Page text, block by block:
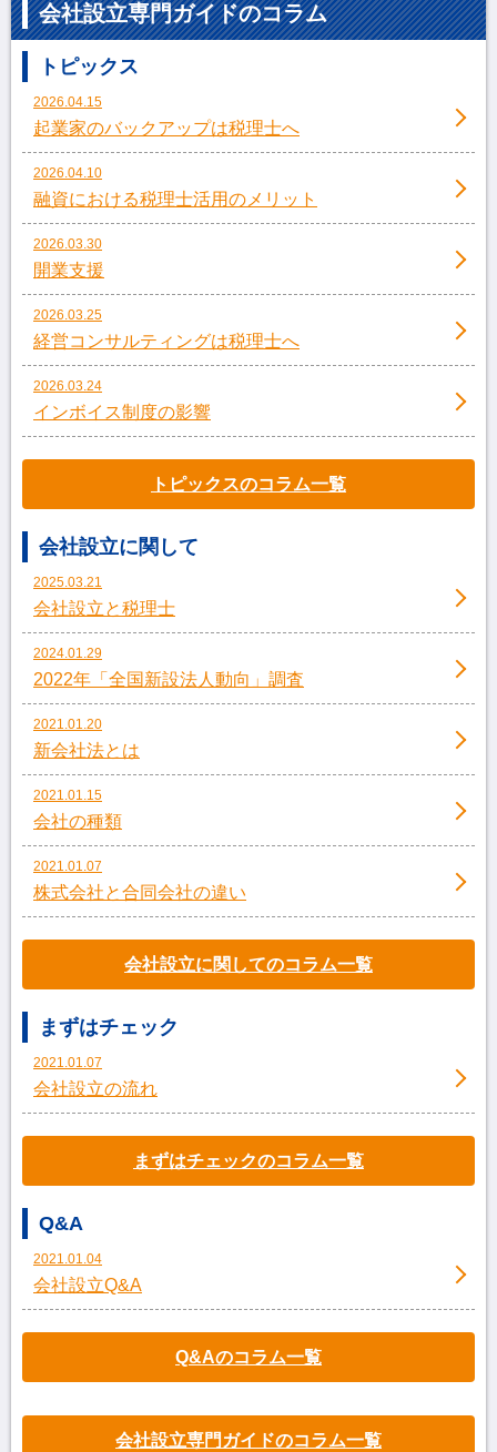
会社設立専門ガイドのコラム
トピックス
2026.04.15
起業家のバックアップは税理士へ
2026.04.10
融資における税理士活用のメリット
2026.03.30
開業支援
2026.03.25
経営コンサルティングは税理士へ
2026.03.24
インボイス制度の影響
トピックスのコラム一覧
会社設立に関して
2025.03.21
会社設立と税理士
2024.01.29
2022年「全国新設法人動向」調査
2021.01.20
新会社法とは
2021.01.15
会社の種類
2021.01.07
株式会社と合同会社の違い
会社設立に関してのコラム一覧
まずはチェック
2021.01.07
会社設立の流れ
まずはチェックのコラム一覧
Q&A
2021.01.04
会社設立Q&A
Q&Aのコラム一覧
会社設立専門ガイドのコラム一覧